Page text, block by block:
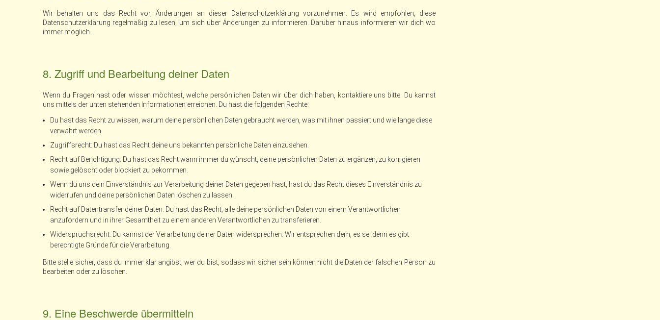
Wir behalten uns das Recht vor, Änderungen an dieser Datenschutzerklärung vorzunehmen. Es wird empfohlen, diese
Datenschutzerklärung regelmäßig zu lesen, um sich über Änderungen zu informieren. Darüber hinaus informieren wir dich wo
immer möglich.
8. Zugriff und Bearbeitung deiner Daten
Wenn du Fragen hast oder wissen möchtest, welche persönlichen Daten wir über dich haben, kontaktiere uns bitte. Du kannst
uns mittels der unten stehenden Informationen erreichen. Du hast die folgenden Rechte:
Du hast das Recht zu wissen, warum deine persönlichen Daten gebraucht werden, was mit ihnen passiert und wie lange diese
verwahrt werden.
Zugriffsrecht: Du hast das Recht deine uns bekannten persönliche Daten einzusehen.
Recht auf Berichtigung: Du hast das Recht wann immer du wünscht, deine persönlichen Daten zu ergänzen, zu korrigieren
sowie gelöscht oder blockiert zu bekommen.
Wenn du uns dein Einverständnis zur Verarbeitung deiner Daten gegeben hast, hast du das Recht dieses Einverständnis zu
widerrufen und deine persönlichen Daten löschen zu lassen.
Recht auf Datentransfer deiner Daten: Du hast das Recht, alle deine persönlichen Daten von einem Verantwortlichen
anzufordern und in ihrer Gesamtheit zu einem anderen Verantwortlichen zu transferieren.
Widerspruchsrecht: Du kannst der Verarbeitung deiner Daten widersprechen. Wir entsprechen dem, es sei denn es gibt
berechtigte Gründe für die Verarbeitung.
Bitte stelle sicher, dass du immer klar angibst, wer du bist, sodass wir sicher sein können nicht die Daten der falschen Person zu
bearbeiten oder zu löschen.
9. Eine Beschwerde übermitteln